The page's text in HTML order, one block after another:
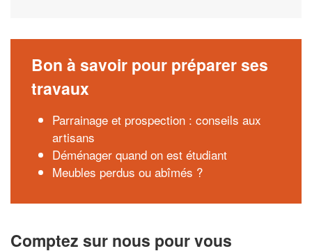
Bon à savoir pour préparer ses
travaux
Parrainage et prospection : conseils aux
artisans
Déménager quand on est étudiant
Meubles perdus ou abîmés ?
Comptez sur nous pour vous